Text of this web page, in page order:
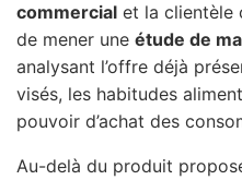
commercial et la clientèle
de mener une étude de
analysant l’offre déjà
visés, les habitudes
pouvoir d’achat des
Au-delà du produit